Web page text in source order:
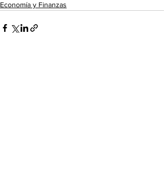
Economía y Finanzas